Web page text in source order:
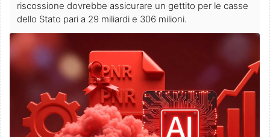
riscossione dovrebbe assicurare un gettito per le casse
dello Stato pari a 29 miliardi e 306 milioni.